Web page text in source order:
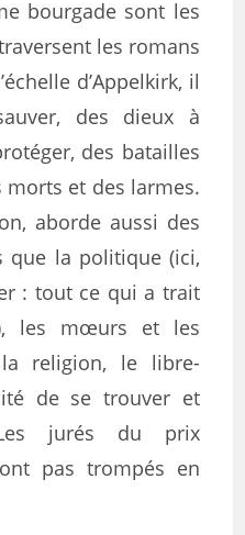
bourgade sont les
les romans
d’Appelkirk, il
des dieux à
des batailles
morts et des larmes.
aborde aussi des
que la politique (ici,
: tout ce qui a trait
les mœurs et les
religion, le libre-
de se trouver et
jurés du prix
pas trompés en